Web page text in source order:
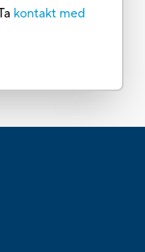
kontakt med